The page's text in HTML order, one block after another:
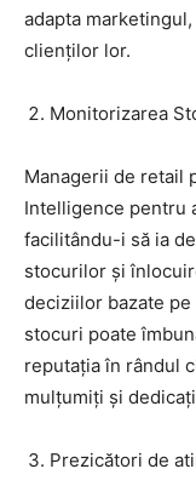
adapta
clienților lor.
Monitorizarea
Managerii de retail
Intelligence pentru
facilitându-i să ia
stocurilor și
deciziilor bazate
stocuri poate
reputația în rândul
mulțumiți și
Prezicători de